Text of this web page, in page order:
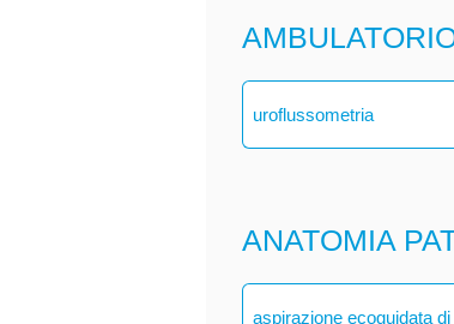
uroflussometria
ANATOMIA
aspirazione ecoguidata